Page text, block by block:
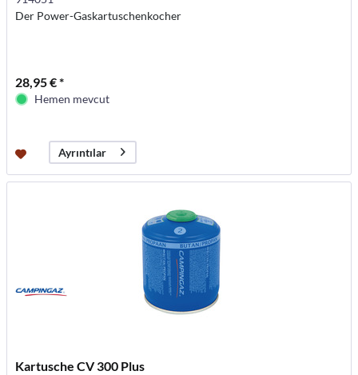
Der Power-Gaskartuschenkocher
28,95 € *
Hemen mevcut
Ayrıntılar
Kartusche CV 300 Plus